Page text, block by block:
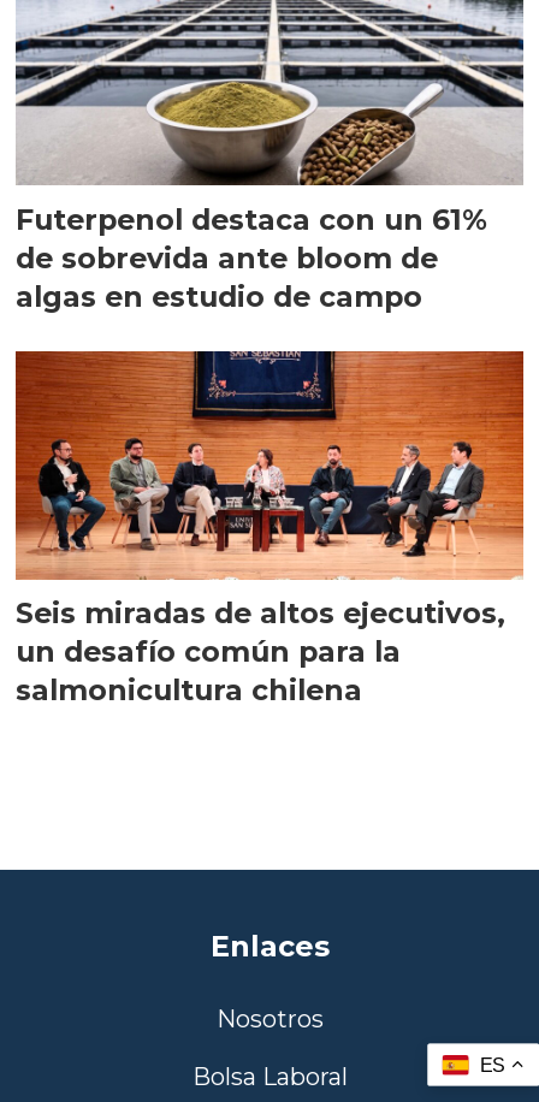
Futerpenol destaca con un 61%
de sobrevida ante bloom de
algas en estudio de campo
Seis miradas de altos ejecutivos,
un desafío común para la
salmonicultura chilena
Enlaces
Nosotros
Bolsa Laboral
ES